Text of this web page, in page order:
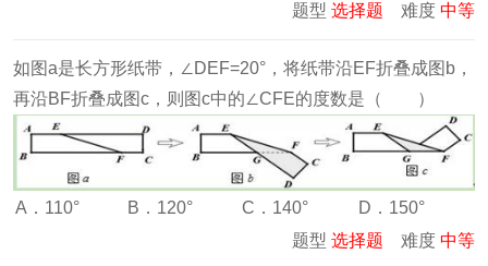
题型 选择题 难度 中等
如图a是长方形纸带，∠DEF=20°，将纸带沿EF折叠成图b，
再沿BF折叠成图c，则图c中的∠CFE的度数是（ ）
A．110° B．120° C．140°
D．150°
题型 选择题 难度 中等